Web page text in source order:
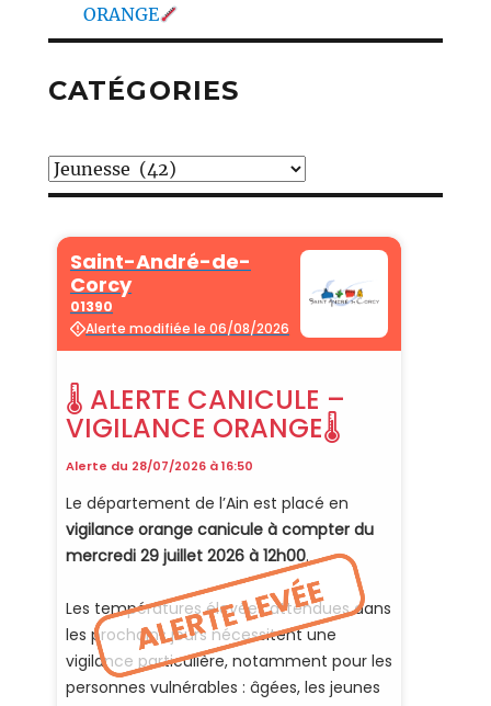
ORANGE
CATÉGORIES
Catégories